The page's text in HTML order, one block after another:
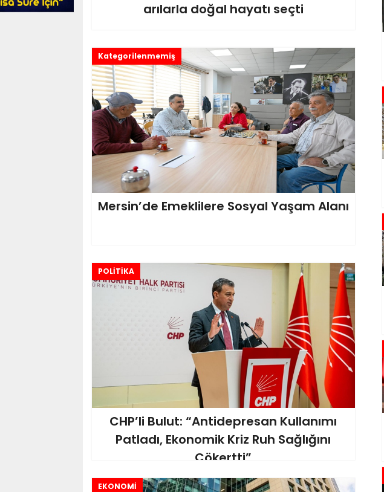
arılarla doğal hayatı seçti
Kategorilenmemiş
Mersin’de Emeklilere Sosyal Yaşam Alanı
POLİTİKA
CHP’li Bulut: “Antidepresan Kullanımı
Patladı, Ekonomik Kriz Ruh Sağlığını
Çökertti”
EKONOMİ